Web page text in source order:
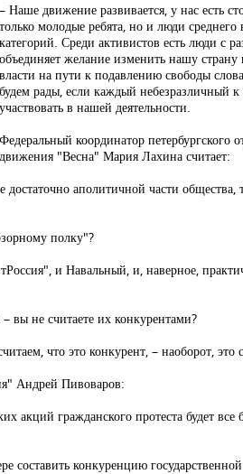
– Наше движение развивается, у нас есть
только молодые ребята, но и люди
категорий. Среди активистов есть люди с
объединяет желание изменить нашу
власти на пути к подавлению свободы
будем рады, если каждый небезразличный
участвовать в нашей деятельности.
Федеральный координатор петербургского
движения "Весна" Мария Лахина считает:
аполитичной части общества,
полку"?
и Навальный, и, наверное,
вы не считаете их конкурентами?
что это конкурент, – наоборот, это
Андрей Пивоваров:
акций гражданского протеста будет
составить конкуренцию